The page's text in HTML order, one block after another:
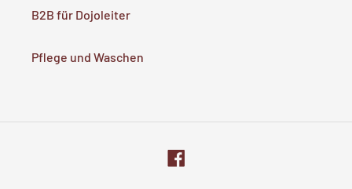
B2B für Dojoleiter
Pflege und Waschen
Facebook